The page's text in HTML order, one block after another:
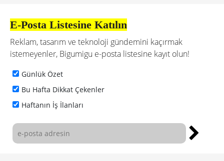
E-Posta Listesine Katılın
Reklam, tasarım ve teknoloji gündemini kaçırmak
istemeyenler, Bigumigu e-posta listesine kayıt olun!
Günlük Özet
Bu Hafta Dikkat Çekenler
Haftanın İş İlanları